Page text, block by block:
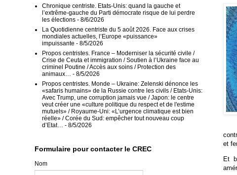
et
Et
Chronique centriste. Etats-Unis: quand la gauche et
l’extrême-gauche du Parti démocrate risque de lui perdre
les élections - 8/6/2026
La Quotidienne centriste du 5 août 2026. Face aux crises
mondiales actuelles, l’Europe «puissance»
impuissante - 8/5/2026
Propos centristes. France – Moderniser la sécurité civile /
Crise de Ceuta et immigration / Soutien à l’Ukraine face au
criminel Poutine / Accès aux soins / Protection des
animaux…
- 8/5/2026
Propos centristes. Monde – Ukraine: Zelenski dénonce les
«safaris humains» de la Russie contre les civils / Etats-Unis:
Avec Trump, une corruption jamais vue / Japon: le centre
veut créer une «culture politique du respect et de l'estime
mutuels» / Royaume-Uni: «L’urgence climatique est bien
réelle» / Corée du Sud: empêcher tout nouveau coup
d’Etat…
- 8/5/2026
Formulaire pour contacter le CREC
Nom